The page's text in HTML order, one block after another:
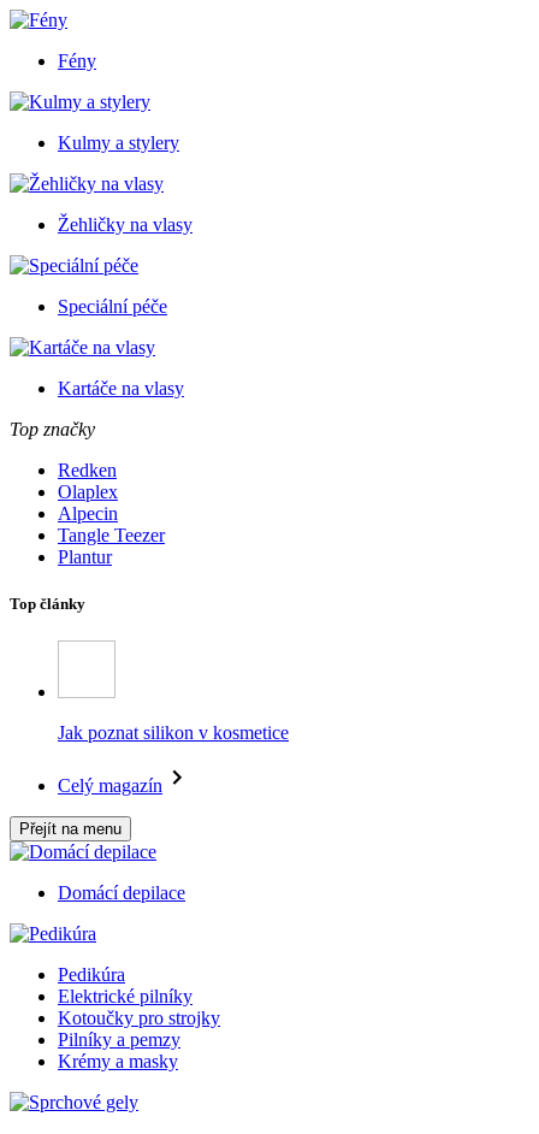
Fény
Kulmy a stylery
Žehličky na vlasy
Speciální péče
Kartáče na vlasy
Top značky
Redken
Olaplex
Alpecin
Tangle Teezer
Plantur
Top články
Jak poznat silikon v kosmetice
Celý magazín
Přejít na menu
Domácí depilace
Pedikúra
Elektrické pilníky
Kotoučky pro strojky
Pilníky a pemzy
Krémy a masky